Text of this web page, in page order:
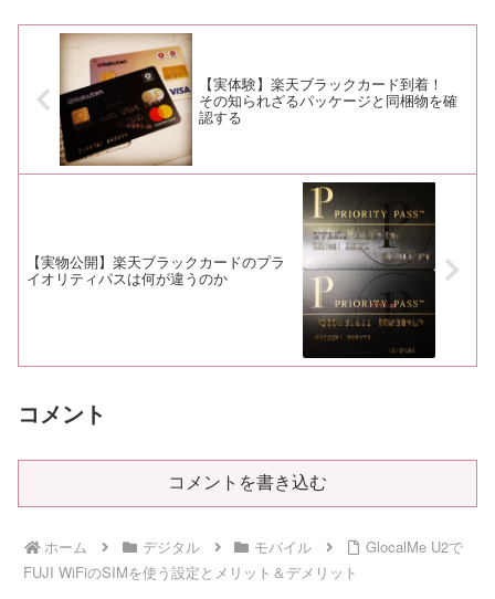
【実体験】楽天ブラックカード到着！
その知られざるパッケージと同梱物を確
認する
【実物公開】楽天ブラックカードのプラ
イオリティパスは何が違うのか
コメント
コメントを書き込む
ホーム デジタル モバイル
GlocalMe U2で
FUJI WiFiのSIMを使う設定とメリット＆デメリット